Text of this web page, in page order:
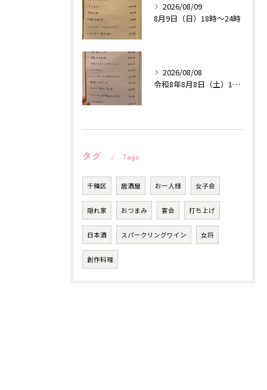
2026/08/09
8月9日（日）18時〜24時
2026/08/08
令和8年8月8日（土）18時〜24時
タグ Tags
千種区 居酒屋 お一人様 女子会
隠れ家 おつまみ 宴会 打ち上げ
日本酒 スパークリングワイン 女将
創作料理